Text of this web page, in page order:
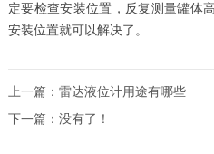
定要检查安装位置，反复测量罐体
安装位置就可以解决了。
上一篇： 雷达液位计用途有哪些
下一篇：没有了！